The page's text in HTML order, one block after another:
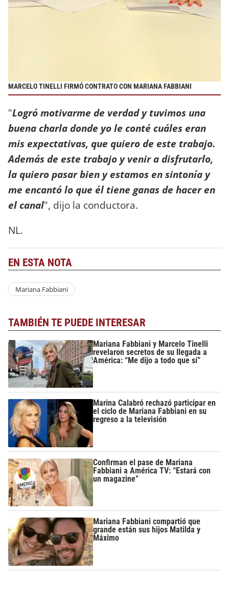
MARCELO TINELLI FIRMÓ CONTRATO CON MARIANA FABBIANI
"Logró motivarme de verdad y tuvimos una
buena charla donde yo le conté cuáles eran
mis expectativas, que quiero de este trabajo.
Además de este trabajo y venir a disfrutarlo,
la quiero pasar bien y estamos en sintonía y
me encantó lo que él tiene ganas de hacer en
el canal", dijo la conductora.
NL.
EN ESTA NOTA
Mariana Fabbiani
TAMBIÉN TE PUEDE INTERESAR
Mariana Fabbiani y Marcelo Tinelli
revelaron secretos de su llegada a
América: “Me dijo a todo que sí”
Marina Calabró rechazó participar en
el ciclo de Mariana Fabbiani en su
regreso a la televisión
Confirman el pase de Mariana
Fabbiani a América TV: “Estará con
un magazine”
Mariana Fabbiani compartió que
grande están sus hijos Matilda y
Máximo